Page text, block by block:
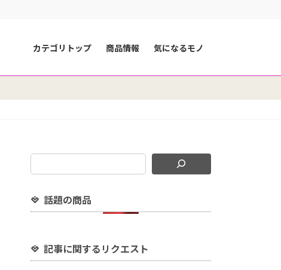
カテゴリトップ 商品情報 気になるモノ
話題の商品
記事に関するリクエスト